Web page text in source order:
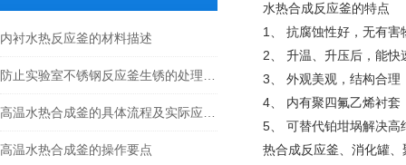
内衬水热反应釜的材料描述
高温水热合成釜的操作要点
水热合成反应釜的特点
1、 抗腐蚀性好，无有
2、 升温、升压后，能
3、 外观美观，结构合理
4、 内有聚四氟乙烯衬套
5、 可替代铂坩埚解决高
热合成反应釜、消化罐